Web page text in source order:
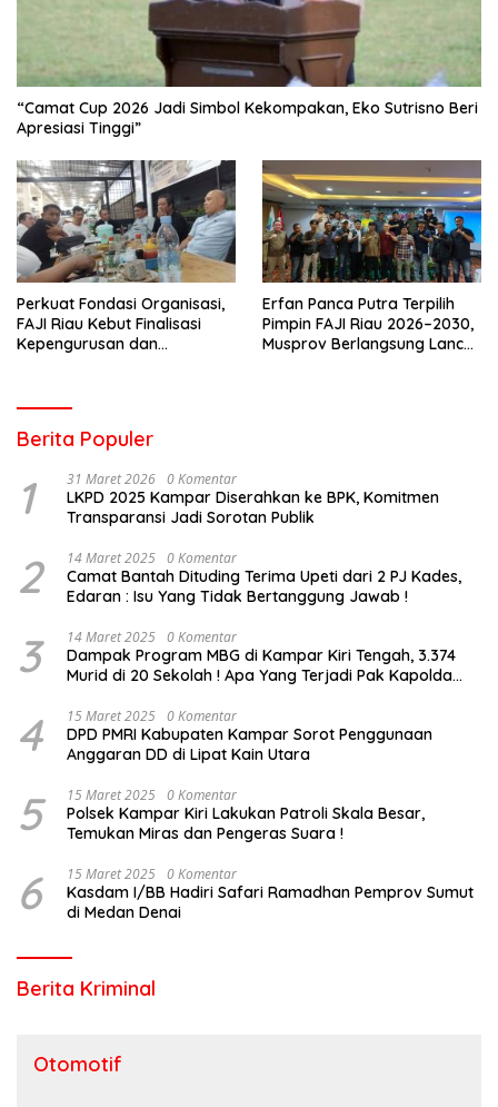
“Camat Cup 2026 Jadi Simbol Kekompakan, Eko Sutrisno Beri
Apresiasi Tinggi”
Perkuat Fondasi Organisasi,
FAJI Riau Kebut Finalisasi
Kepengurusan dan
Erfan Panca Putra Terpilih
Pimpin FAJI Riau 2026–2030,
Musprov Berlangsung Lancar
Berita Populer
1 31 Maret 2026 0 Komentar
LKPD 2025 Kampar Diserahkan ke BPK, Komitmen
Transparansi Jadi Sorotan Publik
2 14 Maret 2025 0 Komentar
Camat Bantah Dituding Terima Upeti dari 2 PJ Kades,
Edaran : Isu Yang Tidak Bertanggung Jawab !
3 14 Maret 2025 0 Komentar
Dampak Program MBG di Kampar Kiri Tengah, 3.374
Murid di 20 Sekolah ! Apa Yang Terjadi Pak Kapolda
4 15 Maret 2025 0 Komentar
DPD PMRI Kabupaten Kampar Sorot Penggunaan
Anggaran DD di Lipat Kain Utara
5 15 Maret 2025 0 Komentar
Polsek Kampar Kiri Lakukan Patroli Skala Besar,
Temukan Miras dan Pengeras Suara !
6 15 Maret 2025 0 Komentar
Kasdam I/BB Hadiri Safari Ramadhan Pemprov Sumut
di Medan Denai
Berita Kriminal
Otomotif